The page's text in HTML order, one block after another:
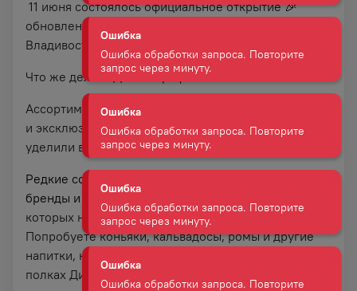
11 июня состоялось официальное открытие🎉
обновленного Дилан по адресу: пр-т 100-летия
Владивостока, 168, (ЖК Сингапур)!
Что же делает Дилан Профи новым и особенным?
Ассортимент нового магазина стал еще интереснее
и эксклюзивнее. Лучшие специалисты компании
уделили внимание точечно каждой позиции.
Редкие сорта, авторские коллекции, эксклюзивные
бренды и любимая классика.
которых нет в других магазинах города.
Попробуете коньяки, кальвадосы, ромы и другие
напитки, которые заслужено заняли свои места на
полках Дилан профи.
Ошибка обработки запроса. Повторите
Ошибка
Ошибка обработки запроса. Повторите
Ошибка
Ошибка обработки запроса. Повторите
Ошибка
Ошибка обработки запроса. Повторите